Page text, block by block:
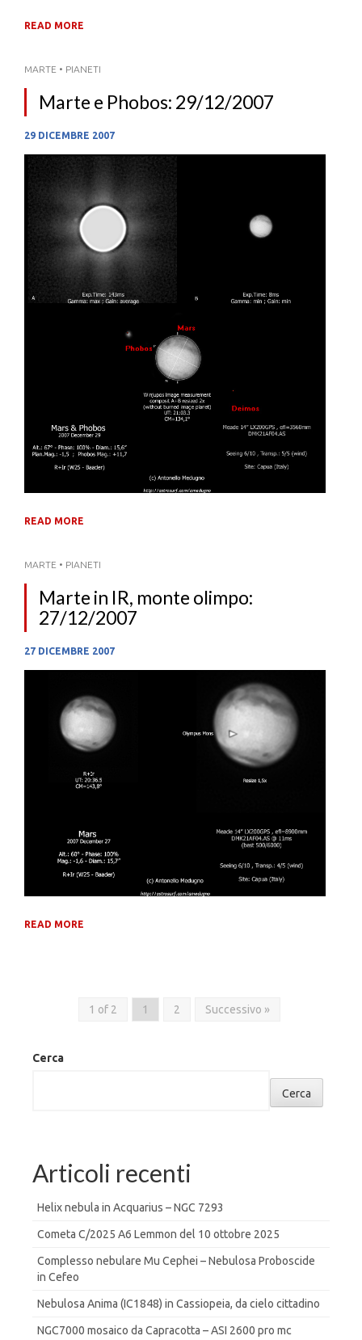
READ MORE
MARTE • PIANETI
Marte e Phobos: 29/12/2007
29 DICEMBRE 2007
READ MORE
MARTE • PIANETI
Marte in IR, monte olimpo:
27/12/2007
27 DICEMBRE 2007
READ MORE
1 of 2 1 2 Successivo »
Cerca
Cerca
Articoli recenti
Helix nebula in Acquarius – NGC 7293
Cometa C/2025 A6 Lemmon del 10 ottobre 2025
Complesso nebulare Mu Cephei – Nebulosa Proboscide
in Cefeo
Nebulosa Anima (IC1848) in Cassiopeia, da cielo cittadino
NGC7000 mosaico da Capracotta – ASI 2600 pro mc